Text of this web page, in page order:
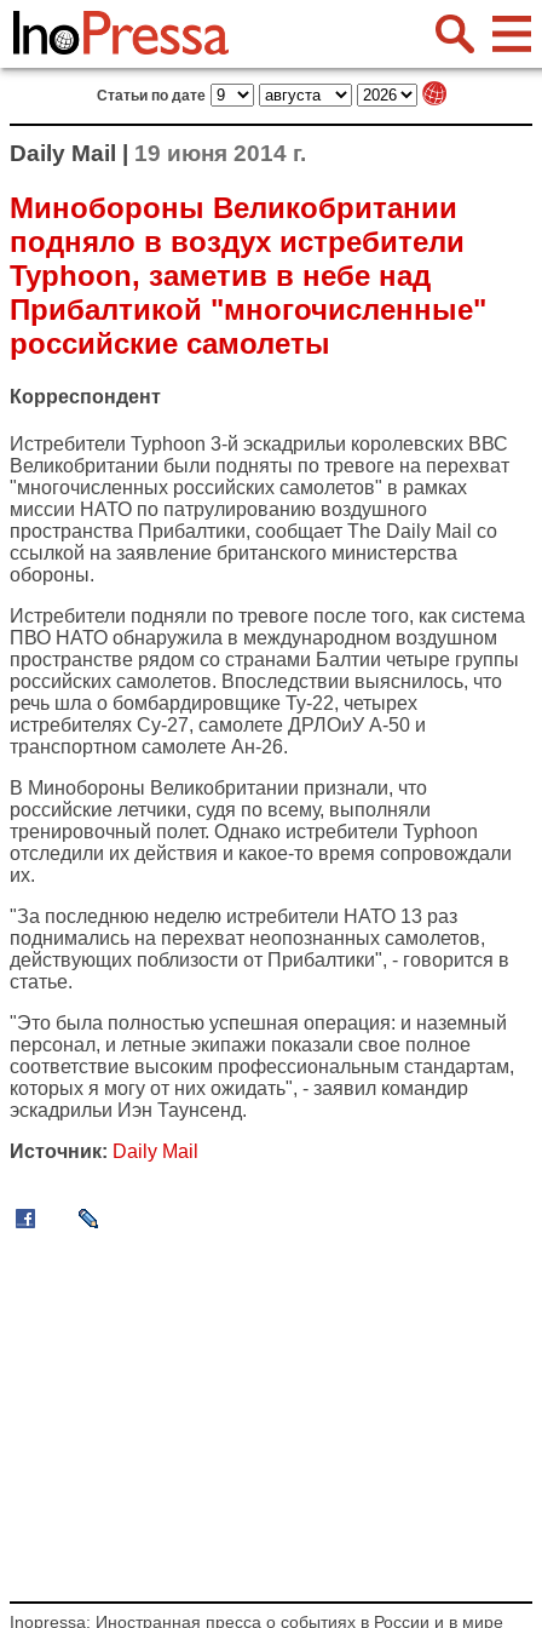
Статьи по дате
Daily Mail | 19 июня 2014 г.
Минобороны Великобритании
подняло в воздух истребители
Typhoon, заметив в небе над
Прибалтикой "многочисленные"
российские самолеты
Корреспондент
Истребители Typhoon 3-й эскадрильи королевских ВВС
Великобритании были подняты по тревоге на перехват
"многочисленных российских самолетов" в рамках
миссии НАТО по патрулированию воздушного
пространства Прибалтики, сообщает The Daily Mail со
ссылкой на заявление британского министерства
обороны.
Истребители подняли по тревоге после того, как система
ПВО НАТО обнаружила в международном воздушном
пространстве рядом со странами Балтии четыре группы
российских самолетов. Впоследствии выяснилось, что
речь шла о бомбардировщике Ту-22, четырех
истребителях Су-27, самолете ДРЛОиУ А-50 и
транспортном самолете Ан-26.
В Минобороны Великобритании признали, что
российские летчики, судя по всему, выполняли
тренировочный полет. Однако истребители Typhoon
отследили их действия и какое-то время сопровождали
их.
"За последнюю неделю истребители НАТО 13 раз
поднимались на перехват неопознанных самолетов,
действующих поблизости от Прибалтики", - говорится в
статье.
"Это была полностью успешная операция: и наземный
персонал, и летные экипажи показали свое полное
соответствие высоким профессиональным стандартам,
которых я могу от них ожидать", - заявил командир
эскадрильи Иэн Таунсенд.
Источник: Daily Mail
Inopressa: Иностранная пресса о событиях в России и в мире